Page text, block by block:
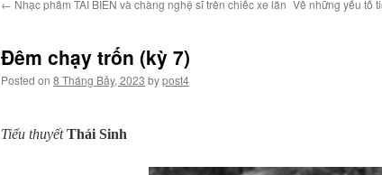
← Nhạc phẩm TAI BIẾN và chàng nghệ sĩ trên chiếc xe lăn Về những yếu tố
Đêm chạy trốn (kỳ 7)
Posted on 8 Tháng Bảy, 2023 bypost4
Tiểu thuyết Thái Sinh